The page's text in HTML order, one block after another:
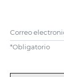
Correo
*Obligatorio